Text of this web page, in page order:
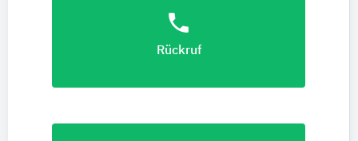
phone
Rückruf